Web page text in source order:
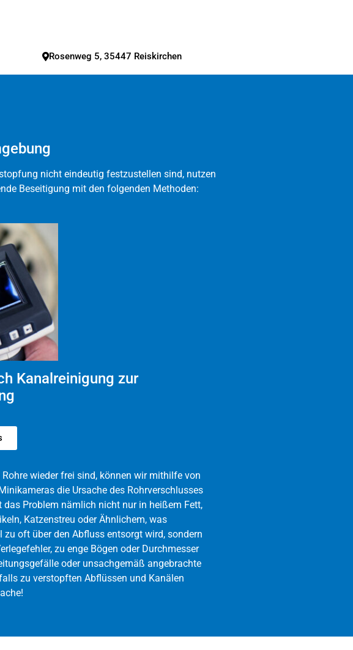
Rosenweg 5, 35447 Reiskirchen
nicht eindeutig festzustellen sind, nutzen
Beseitigung mit den folgenden Methoden:
Kanalreinigung zur
wieder frei sind, können wir mithilfe von
die Ursache des Rohrverschlusses
Problem nämlich nicht nur in heißem Fett,
Katzenstreu oder Ähnlichem, was
oft über den Abfluss entsorgt wird, sondern
zu enge Bögen oder Durchmesser
oder unsachgemäß angebrachte
zu verstopften Abflüssen und Kanälen